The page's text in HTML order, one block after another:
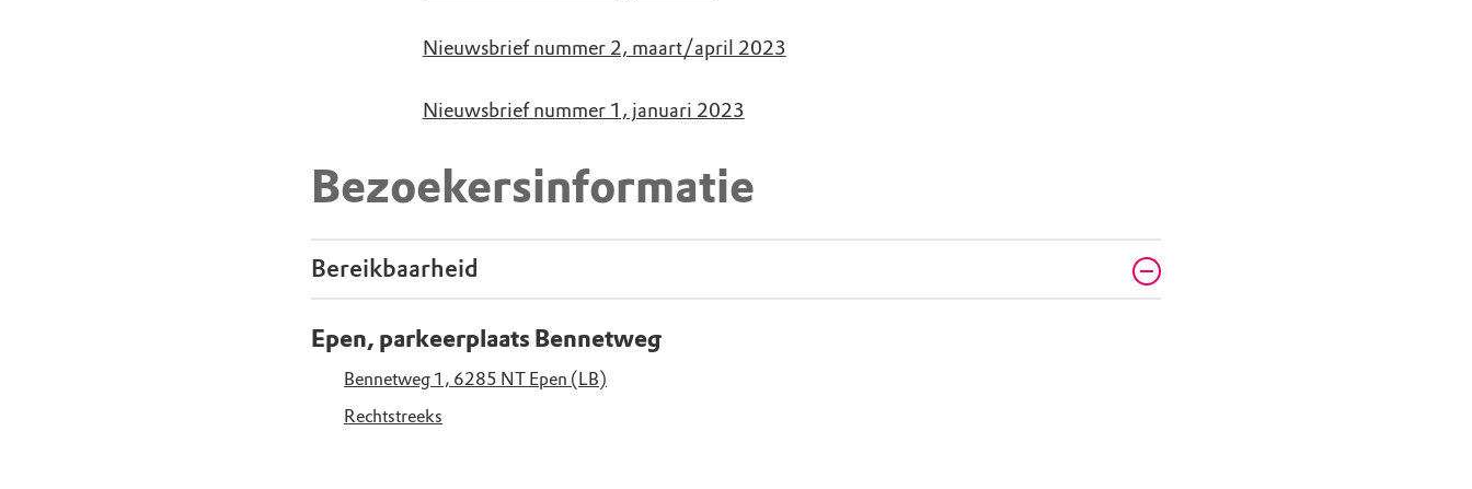
Nieuwsbrief nummer 2, maart/april 2023
Nieuwsbrief nummer 1, januari 2023
Bezoekersinformatie
Bereikbaarheid
Epen, parkeerplaats Bennetweg
Bennetweg 1, 6285 NT Epen (LB)
Rechtstreeks